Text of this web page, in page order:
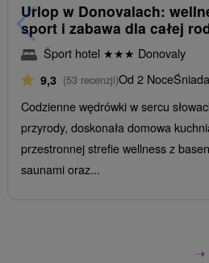
Urlop w Donovalach:
sport i zabawa dla całej
Šport hotel ★★★ Donovaly
9,3 (53 recenzji)Od 2 Noce
Codzienne wędrówki w sercu
przyrody, doskonała domowa
przestronnej strefie wellness z
saunami oraz...
➝